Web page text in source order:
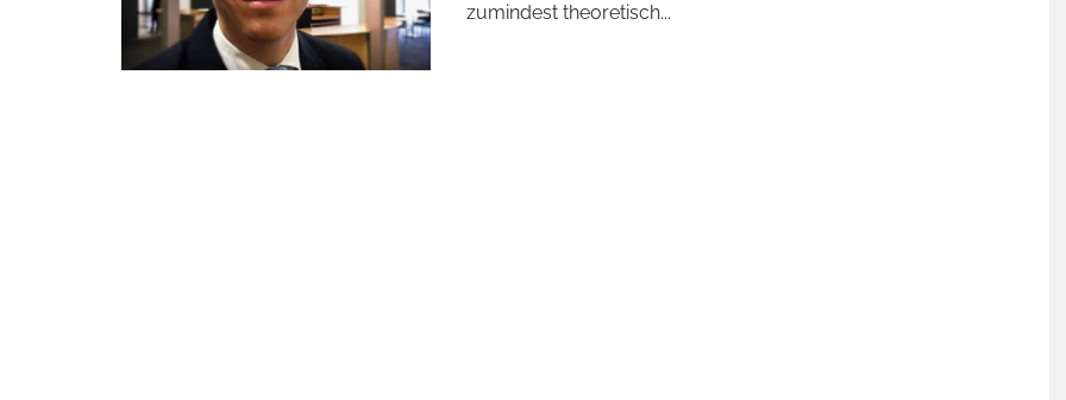
zumindest theoretisch...